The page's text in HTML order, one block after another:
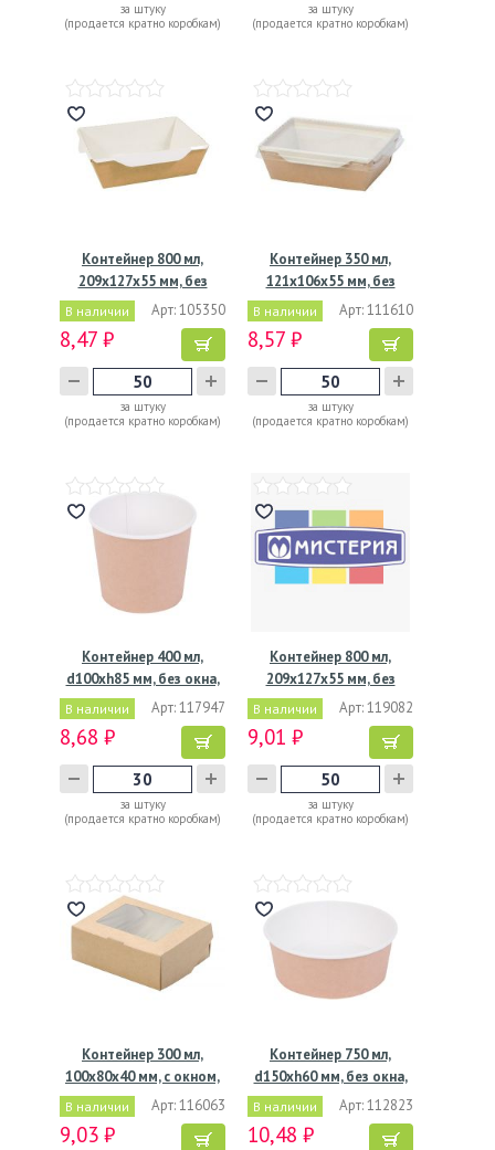
за штуку
(продается кратно коробкам)
за штуку
(продается кратно коробкам)
Контейнер 800 мл,
209х127х55 мм, без
окна,…
В наличии Арт: 105350
8,47 ₽
за штуку
(продается кратно коробкам)
Контейнер 350 мл,
121х106х55 мм, без
окна,…
В наличии Арт: 111610
8,57 ₽
за штуку
(продается кратно коробкам)
Контейнер 400 мл,
d100хh85 мм, без окна,
без…
В наличии Арт: 117947
8,68 ₽
за штуку
(продается кратно коробкам)
Контейнер 800 мл,
209х127х55 мм, без
окна,…
В наличии Арт: 119082
9,01 ₽
за штуку
(продается кратно коробкам)
Контейнер 300 мл,
100х80х40 мм, с окном,
В наличии Арт: 116063
9,03 ₽
Контейнер 750 мл,
d150хh60 мм, без окна,
без…
В наличии Арт: 112823
10,48 ₽